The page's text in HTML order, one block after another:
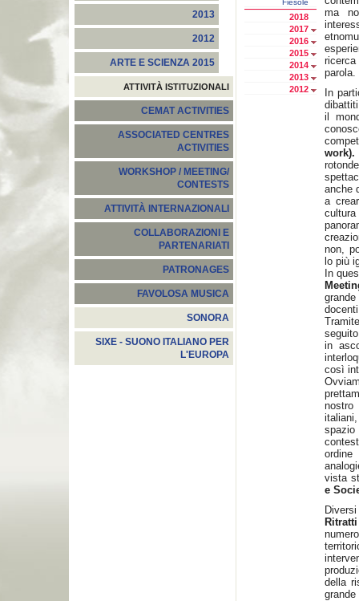
2013
2012
ARTE E SCIENZA 2015
ATTIVITÀ ISTITUZIONALI
CEMAT ACTIVITIES
ASSOCIATED CENTRES
ACTIVITIES
WORKSHOP / MEETING/
CONTESTS
ATTIVITÀ INTERNAZIONALI
COLLABORAZIONI E
PARTENARIATI
PATRONAGES
FAVOLOSA MUSICA
SONORA
SIXE - SUONO ITALIANO PER
L'EUROPA
Fiesole
2018
2017
2016
2015
2014
2013
2012
ma
parola.
In
il
work).
anche
a
non,
lo più
In
in
così
nostro
ordine
vista
e
Ritratti
della
grande